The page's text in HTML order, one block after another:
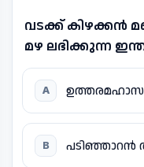
വടക്ക്
മഴ ലഭിക്കുന്ന
A
B പടിഞ്ഞാറൻ